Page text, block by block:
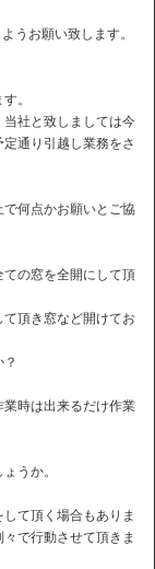
うお願い致します。
。
社と致しましては今
通り引越し業務をさ
何点かお願いとご協
の窓を全開にして頂
頂き窓など開けてお
時は出来るだけ作業
うか。
て頂く場合もありま
で行動させて頂きま